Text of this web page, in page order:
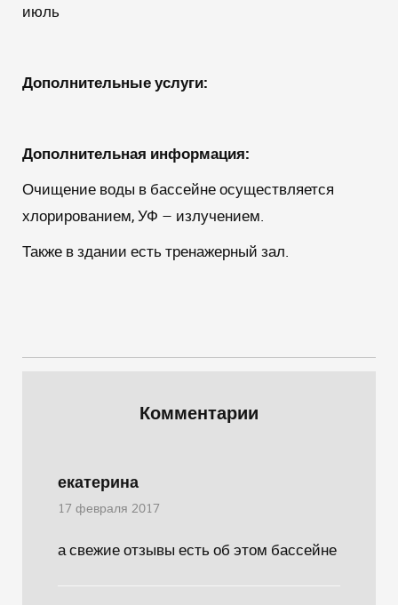
июль
Дополнительные услуги:
Дополнительная информация:
Очищение воды в бассейне осуществляется
хлорированием, УФ – излучением.
Также в здании есть тренажерный зал.
Комментарии
екатерина
17 февраля 2017
а свежие отзывы есть об этом бассейне